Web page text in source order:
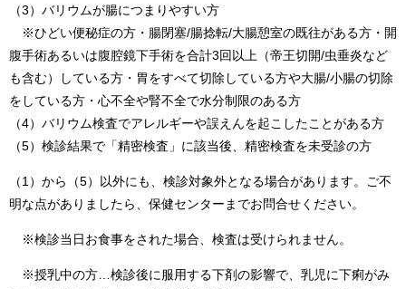
（3）バリウムが腸につまりやすい方
※ひどい便秘症の方・腸閉塞/腸捻転/大腸憩室の既往がある方・開
腹手術あるいは腹腔鏡下手術を合計3回以上（帝王切開/虫垂炎など
も含む）している方・胃をすべて切除している方や大腸/小腸の切除
をしている方・心不全や腎不全で水分制限のある方
（4）バリウム検査でアレルギーや誤えんを起こしたことがある方
（5）検診結果で「精密検査」に該当後、精密検査を未受診の方
（1）から（5）以外にも、検診対象外となる場合があります。ご不
明な点がありましたら、保健センターまでお問合せください。
※検診当日お食事をされた場合、検査は受けられません。
※授乳中の方…検診後に服用する下剤の影響で、乳児に下痢がみ